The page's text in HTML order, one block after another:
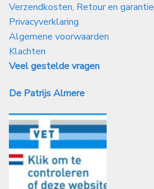
Verzendkosten, Retour en garantie
Privacyverklaring
Algemene voorwaarden
Klachten
Veel gestelde vragen
De Patrijs Almere